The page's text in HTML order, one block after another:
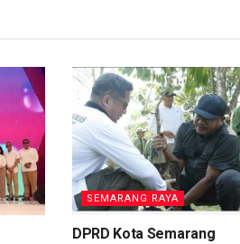
SEMARANG RAYA
DPRD Kota Semarang